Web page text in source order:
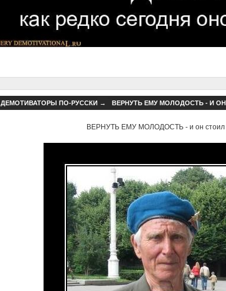
ДЕМОТИВАТОРЫ ПО-РУССКИ→ ВЕРНУТЬ ЕМУ МОЛОДОСТЬ - И
ВЕРНУТЬ ЕМУ МОЛОДОСТЬ - и он стоил